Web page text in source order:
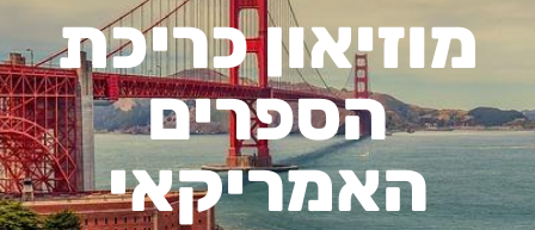
מוזיאון כריכת
הספרים
האמריקאי